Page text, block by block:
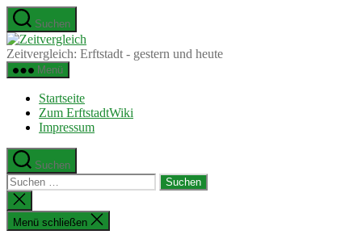
Zum
Inhalt
springen
Suchen
Zeitvergleich: Erftstadt - gestern und heute
Menü
Startseite
Zum ErftstadtWiki
Impressum
Suchen
Suchen
nach:
Suche
schließen
Menü schließen